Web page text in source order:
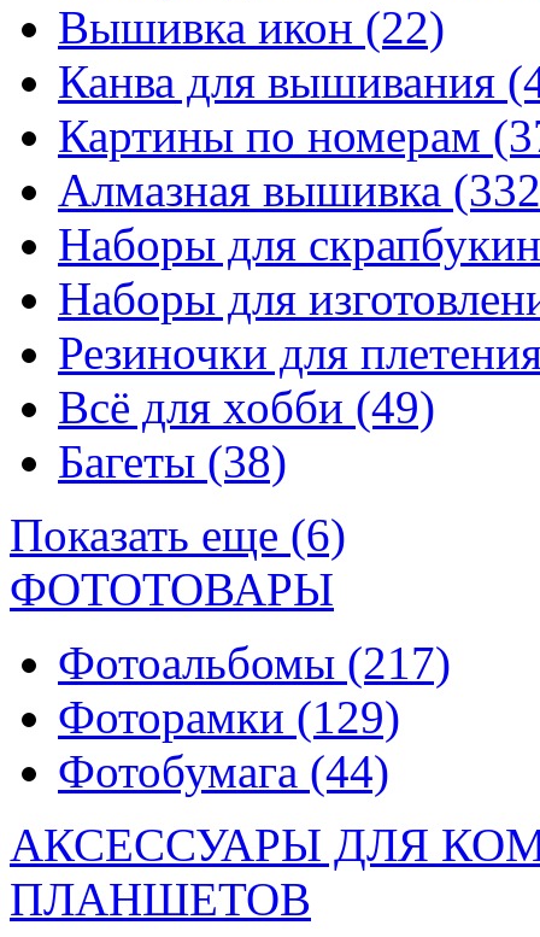
Вышивка икон (22)
Канва для вышивания
Картины по номерам
Алмазная вышивка
Наборы для
Наборы для
Резиночки для
Всё для хобби (49)
Багеты (38)
Показать еще (6)
ФОТОТОВАРЫ
Фотоальбомы (217)
Фоторамки (129)
Фотобумага (44)
АКСЕССУАРЫ ДЛЯ
ПЛАНШЕТОВ